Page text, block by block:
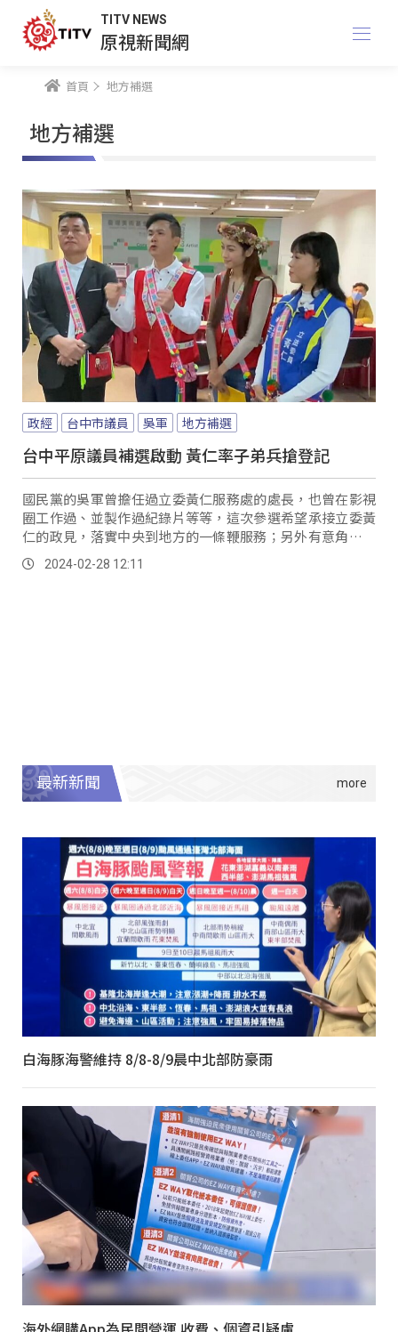
TITV NEWS
原視新聞網
首頁 地方補選
地方補選
政經 台中市議員 吳軍 地方補選
台中平原議員補選啟動 黃仁率子弟兵搶登記
國民黨的吳軍曾擔任過立委黃仁服務處的處長，也曾在影視
圈工作過、並製作過紀錄片等等，這次參選希望承接立委黃
仁的政見，落實中央到地方的一條鞭服務；另外有意角逐台
中市平原議員席次的還有前市議員吳顯森的兒子吳建德，預
計在明日(29)進行登記；而去年也曾參選過的洪志明，這次
2024-02-28 12:11
最新新聞
白海豚海警維持 8/8-8/9晨中北部防豪雨